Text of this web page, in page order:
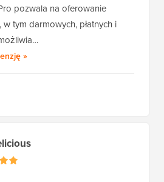
pozwala na oferowanie
w tym darmowych, płatnych i
Paid Memberships Pro
»